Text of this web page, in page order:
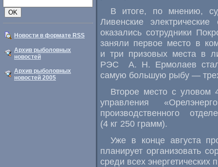
Новости в формате RSS
Архив рыболовных
новостей
Архив рыболовных
новостей 2005
В итоге, по мнению,
Ливенские
оказались сотрудники
заняли первое место в
и три призовых места в
РЭС А. Н. Ермолаев стал
самую большую рыбу —
Второе место с уловом
управления
производственного
(4 кг 250 грамм).
Уже в конце августа
планирует организовать
среди всех энергетических